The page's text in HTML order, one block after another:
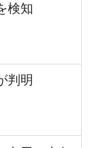
検知
判明